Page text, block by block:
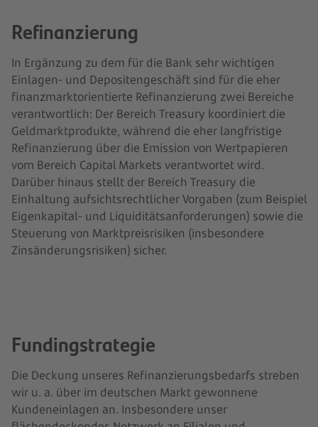
Refinanzierung
In Ergänzung zu dem für die Bank sehr wichtigen
Einlagen- und Depositengeschäft sind für die eher
finanzmarktorientierte Refinanzierung zwei Bereiche
verantwortlich: Der Bereich Treasury koordiniert die
Geldmarktprodukte, während die eher langfristige
Refinanzierung über die Emission von Wertpapieren
vom Bereich Capital Markets verantwortet wird.
Darüber hinaus stellt der Bereich Treasury die
Einhaltung aufsichtsrechtlicher Vorgaben (zum Beispiel
Eigenkapital- und Liquiditätsanforderungen) sowie die
Steuerung von Marktpreisrisiken (insbesondere
Zinsänderungsrisiken) sicher.
Fundingstrategie
Die Deckung unseres Refinanzierungsbedarfs streben
wir u. a. über im deutschen Markt gewonnene
Kundeneinlagen an. Insbesondere unser